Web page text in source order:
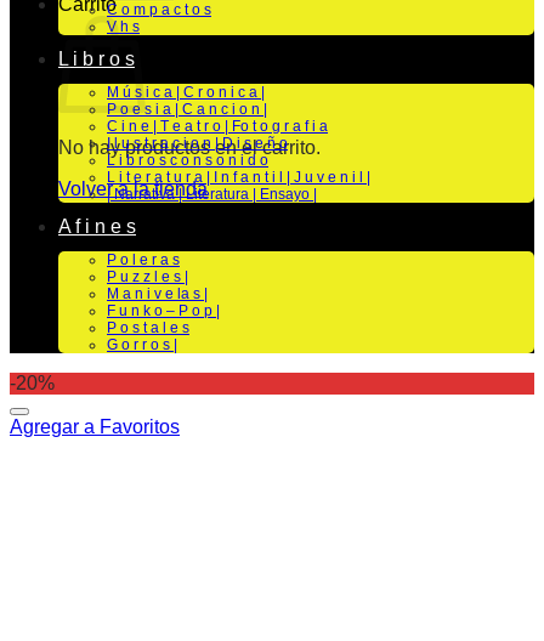
No hay productos en el carrito.
Volver a la tienda
C o m p a c t o s
V h s
L i b r o s
M ú s i c a | C r o n i c a |
P o e s i a | C a n c i o n |
C i n e | T e a t r o | Fo t o g r a f i a
I l u s t r a c i o n | D i s e ñ o
L i b r o s c o n s o n i d o
L i t e r a t u r a | I n f a n t i l | J u v e n i l |
| Narrativa | Literatura | Ensayo |
A f i n e s
P o l e r a s
P u z z l e s |
M a n i v e la s |
F u n k o – P o p |
P o s t a l e s
G o r r o s |
-20%
Agregar a Favoritos